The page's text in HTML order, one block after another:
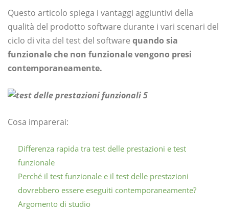
Questo articolo spiega i vantaggi aggiuntivi della
qualità del prodotto software durante i vari scenari del
ciclo di vita del test del software quando sia
funzionale che non funzionale vengono presi
contemporaneamente.
Cosa imparerai:
Differenza rapida tra test delle prestazioni e test
funzionale
Perché il test funzionale e il test delle prestazioni
dovrebbero essere eseguiti contemporaneamente?
Argomento di studio